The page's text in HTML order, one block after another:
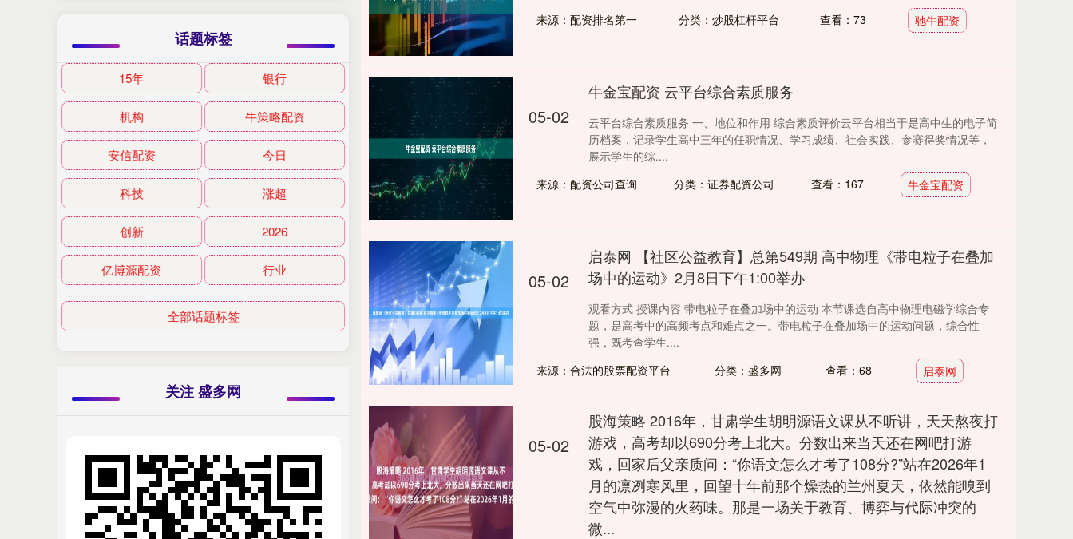
来源：配资排名第一
分类：炒股杠杆平台 查看：73 驰牛配资
05-02
牛金宝配资 云平台综合素质服务
云平台综合素质服务 一、地位和作用 综合素质评价云平台相当于是高中生的电子简
历档案，记录学生高中三年的任职情况、学习成绩、社会实践、参赛得奖情况等，
展示学生的综....
来源：配资公司查询
分类：证券配资公司 查看：167 牛金宝配资
05-02
启泰网 【社区公益教育】总第549期 高中物理《带电粒子在叠加
场中的运动》2月8日下午1:00举办
观看方式 授课内容 带电粒子在叠加场中的运动 本节课选自高中物理电磁学综合专
题，是高考中的高频考点和难点之一。带电粒子在叠加场中的运动问题，综合性
强，既考查学生....
来源：合法的股票配资平台
分类：盛多网 查看：68 启泰网
05-02
股海策略 2016年，甘肃学生胡明源语文课从不听讲，天天熬夜打
游戏，高考却以690分考上北大。分数出来当天还在网吧打游
戏，回家后父亲质问：“你语文怎么才考了108分?”站在2026年1
月的凛冽寒风里，回望十年前那个燥热的兰州夏天，依然能嗅到
空气中弥漫的火药味。那是一场关于教育、博弈与代际冲突的
微...
话题标签
15年 银行
机构 牛策略配资
安信配资 今日
科技 涨超
创新 2026
亿博源配资 行业
全部话题标签
关注 盛多网